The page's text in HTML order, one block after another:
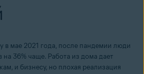
в мае 2021 года, после пандемии люди
на 36% чаще. Работа из дома дает
и бизнесу, но плохая реализация